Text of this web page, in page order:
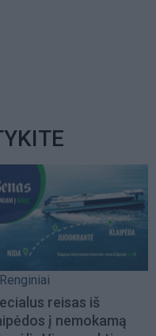
Renginiai
reisas iš
į nemokamą